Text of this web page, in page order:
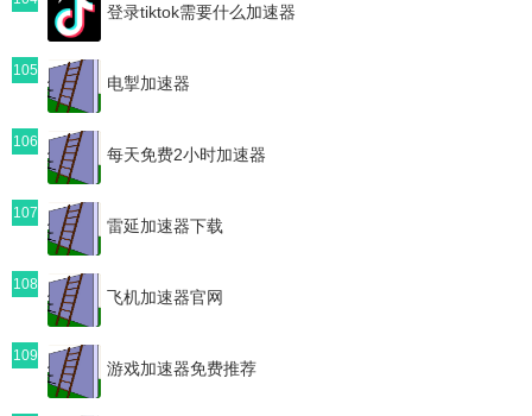
登录tiktok需要什么加速器
105
电掣加速器
106
每天免费2小时加速器
107
雷延加速器下载
108
飞机加速器官网
109
游戏加速器免费推荐